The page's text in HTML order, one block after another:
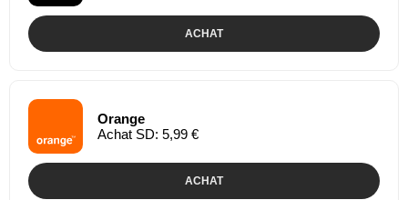
ACHAT
Orange
Achat SD: 5,99 €
ACHAT